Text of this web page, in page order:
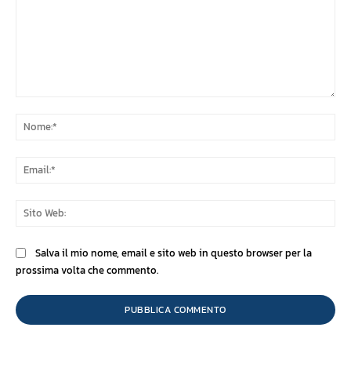
Salva il mio nome, email e sito web in questo browser per la
prossima volta che commento.